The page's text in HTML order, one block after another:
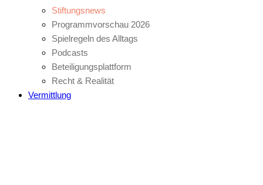
Stiftungsnews
Programmvorschau 2026
Spielregeln des Alltags
Podcasts
Beteiligungsplattform
Recht & Realität
Vermittlung